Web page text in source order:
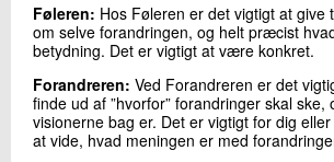
Føleren: Hos Føleren er det vigtigt at give
om selve forandringen, og helt præcist
betydning. Det er vigtigt at være konkret.
Forandreren: Ved Forandreren er det
finde ud af ”hvorfor” forandringer skal ske,
visionerne bag er. Det er vigtigt for dig
at vide, hvad meningen er med